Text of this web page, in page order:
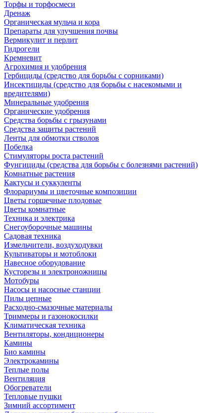
Торфы и торфосмеси
Дренаж
Органическая мульча и кора
Препараты для улучшения почвы
Вермикулит и перлит
Гидрогели
Кремневит
Агрохимия и удобрения
Гербициды (средство для борьбы с сорниками)
Инсектициды (средство для борьбы с насекомыми и
вредителями)
Минеральные удобрения
Органические удобрения
Средства борьбы с грызунами
Средства защиты растений
Ленты для обмотки стволов
Побелка
Стимуляторы роста растений
Фунгициды (средства для борьбы с болезнями растений)
Комнатные растения
Кактусы и суккуленты
Флорариумы и цветочные композиции
Цветы горшечные плодовые
Цветы комнатные
Техника и электрика
Снегоуборочные машины
Садовая техника
Измельчители, воздуходувки
Культиваторы и мотоблоки
Навесное оборудование
Кусторезы и электроножницы
Мотобуры
Насосы и насосные станции
Пилы цепные
Расходно-смазочные материалы
Триммеры и газонокосилки
Климатическая техника
Вентиляторы, кондиционеры
Камины
Био камины
Электрокамины
Теплые полы
Вентиляция
Обогреватели
Тепловые пушки
Зимний ассортимент